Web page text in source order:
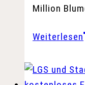
Million
Weiterlesen